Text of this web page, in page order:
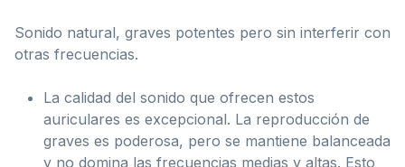
Sonido natural, graves potentes pero sin interferir con
otras frecuencias.
La calidad del sonido que ofrecen estos
auriculares es excepcional. La reproducción de
graves es poderosa, pero se mantiene balanceada
y no domina las frecuencias medias y altas. Esto